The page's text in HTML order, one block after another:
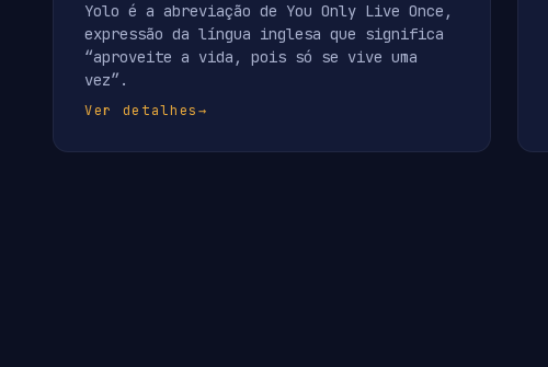
Yolo é a abreviação de You Only Live Once,
expressão da língua inglesa que significa
“aproveite a vida, pois só se vive uma
vez”.
Ver detalhes→